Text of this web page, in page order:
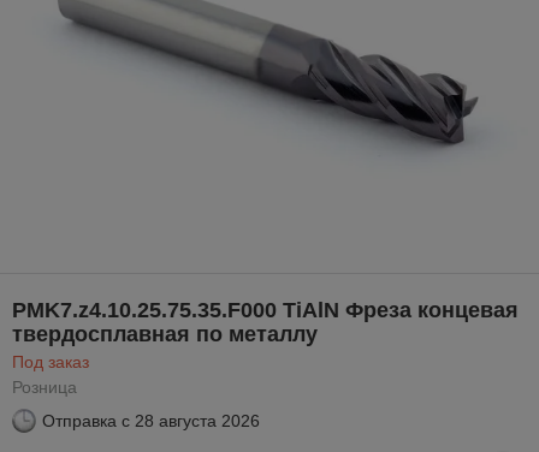
PMK7.z4.10.25.75.35.F000 TiAlN Фреза концевая
твердосплавная по металлу
Под заказ
Розница
Отправка с 28 августа 2026